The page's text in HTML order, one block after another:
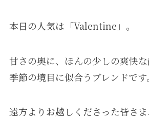
本日の人気は「Valentine」。
甘さの奥に、ほんの少しの爽快な
季節の境目に似合うブレンドです。
遠方よりお越しくださった皆さま